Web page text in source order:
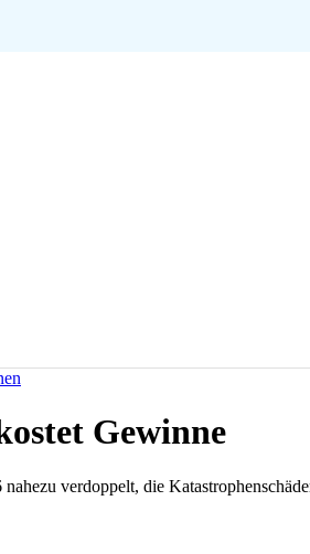
Gewinne
verdoppelt, die